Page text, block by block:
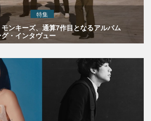
特集
ンキーズ、通算7作目となるアルバム
グ・インタヴュー